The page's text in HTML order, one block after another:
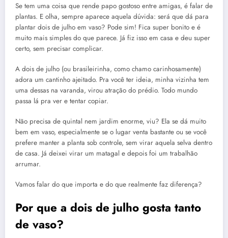
Se tem uma coisa que rende papo gostoso entre amigas, é falar de
plantas. E olha, sempre aparece aquela dúvida: será que dá para
plantar dois de julho em vaso? Pode sim! Fica super bonito e é
muito mais simples do que parece. Já fiz isso em casa e deu super
certo, sem precisar complicar.
A dois de julho (ou brasileirinha, como chamo carinhosamente)
adora um cantinho ajeitado. Pra você ter ideia, minha vizinha tem
uma dessas na varanda, virou atração do prédio. Todo mundo
passa lá pra ver e tentar copiar.
Não precisa de quintal nem jardim enorme, viu? Ela se dá muito
bem em vaso, especialmente se o lugar venta bastante ou se você
prefere manter a planta sob controle, sem virar aquela selva dentro
de casa. Já deixei virar um matagal e depois foi um trabalhão
arrumar.
Vamos falar do que importa e do que realmente faz diferença?
Por que a dois de julho gosta tanto
de vaso?